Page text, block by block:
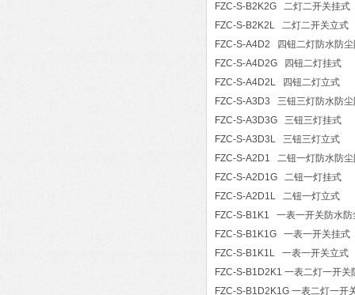
FZC-S-B2K2G 二灯二开关挂式
FZC-S-B2K2L 二灯二开关立式
FZC-S-A4D2 四钮二灯防水防
FZC-S-A4D2G 四钮二灯挂式
FZC-S-A4D2L 四钮二灯立式
FZC-S-A3D3 三钮三灯防水防
FZC-S-A3D3G 三钮三灯挂式
FZC-S-A3D3L 三钮三灯立式
FZC-S-A2D1 二钮一灯防水防
FZC-S-A2D1G 二钮一灯挂式
FZC-S-A2D1L 二钮一灯立式
FZC-S-B1K1 一表一开关防水防
FZC-S-B1K1G 一表一开关挂式
FZC-S-B1K1L 一表一开关立式
FZC-S-B1D2K1 一表二灯一开
FZC-S-B1D2K1G 一表二灯一开